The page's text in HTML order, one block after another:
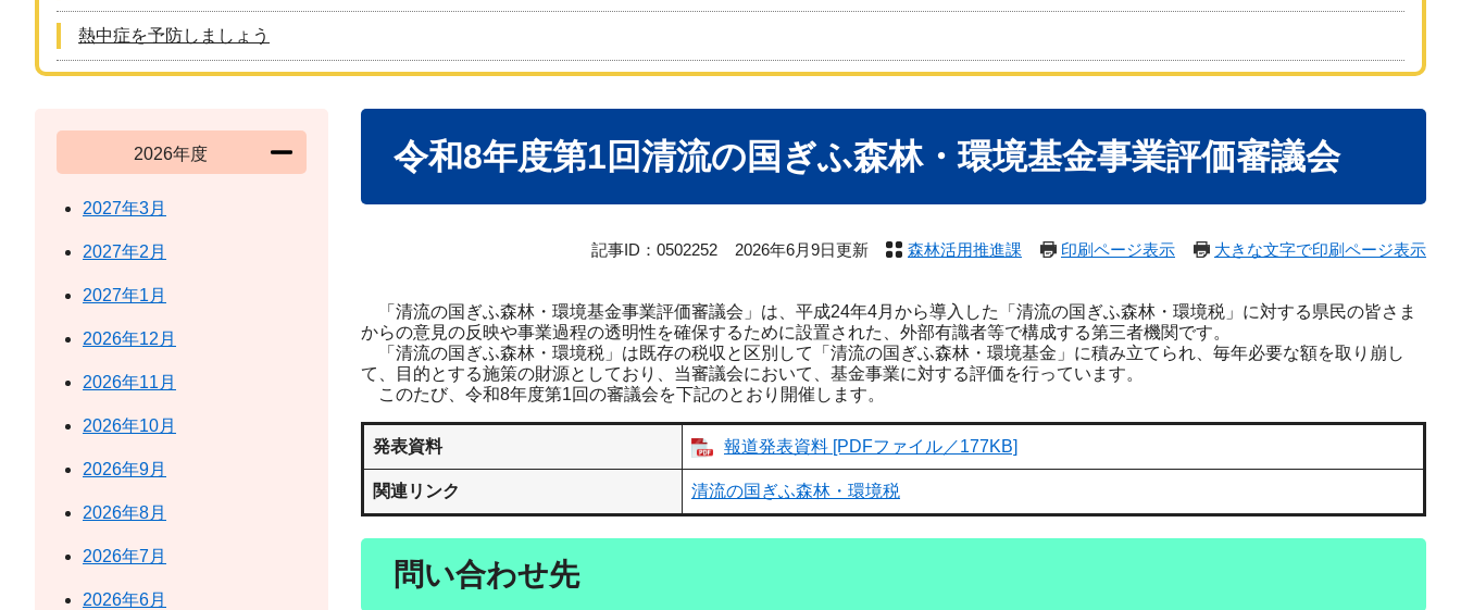
熱中症を予防しましょう
令和8年度第1回清流の国ぎふ森林・環境基金事業評価審議会
記事ID：0502252 2026年6月9日更新 森林活用推進課 印刷ページ表示 大きな文字で印刷ページ表示
「清流の国ぎふ森林・環境基金事業評価審議会」は、平成24年4月から導入した「清流の国ぎふ森林・環境税」に対する県民の皆さま
からの意見の反映や事業過程の透明性を確保するために設置された、外部有識者等で構成する第三者機関です。
「清流の国ぎふ森林・環境税」は既存の税収と区別して「清流の国ぎふ森林・環境基金」に積み立てられ、毎年必要な額を取り崩し
て、目的とする施策の財源としており、当審議会において、基金事業に対する評価を行っています。
このたび、令和8年度第1回の審議会を下記のとおり開催します。
発表資料 報道発表資料 [PDFファイル／177KB]
関連リンク 清流の国ぎふ森林・環境税
問い合わせ先
2026年度
2027年3月
2027年2月
2027年1月
2026年12月
2026年11月
2026年10月
2026年9月
2026年8月
2026年7月
2026年6月